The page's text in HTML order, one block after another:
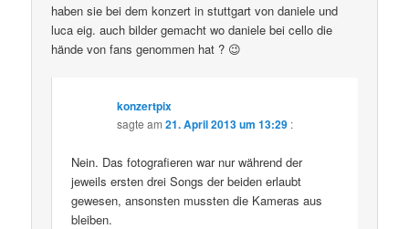
haben sie bei dem konzert in stuttgart von daniele und
luca eig. auch bilder gemacht wo daniele bei cello die
hände von fans genommen hat ? 😉
konzertpix
sagte am21. April 2013 um 13:29 :
Nein. Das fotografieren war nur während der
jeweils ersten drei Songs der beiden erlaubt
gewesen, ansonsten mussten die Kameras aus
bleiben.